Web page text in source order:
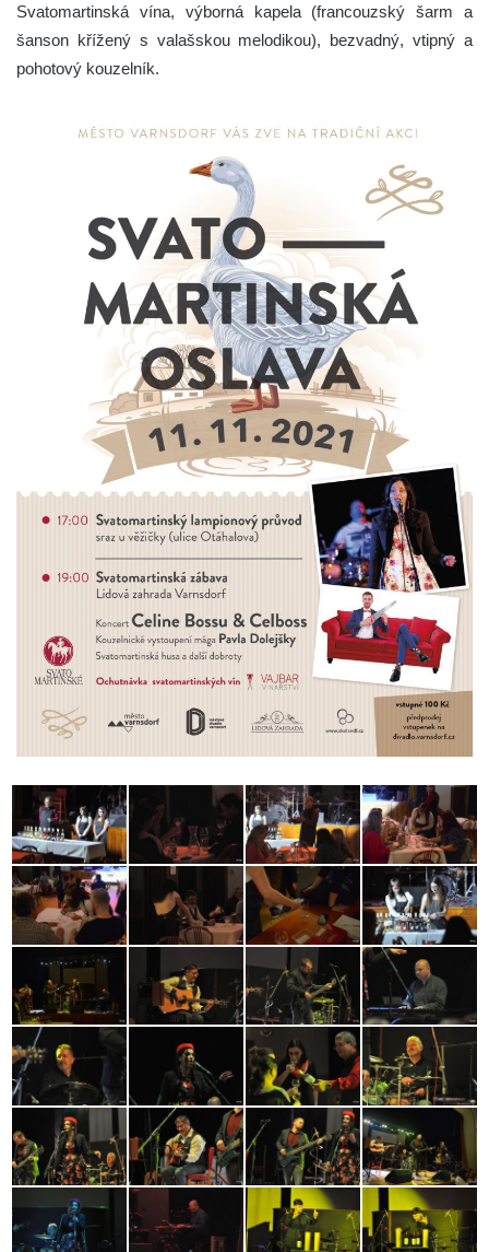
Svatomartinská vína, výborná kapela (francouzský šarm a
šanson křížený s valašskou melodikou), bezvadný, vtipný a
pohotový kouzelník.